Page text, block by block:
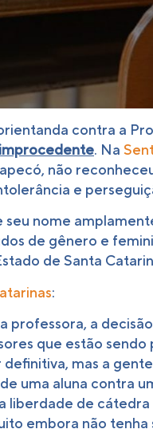
contra a
. Na
não
e
nome
de gênero e
de Santa
:
professora, a
que estão
definitiva, mas a
uma aluna contra
de
embora não